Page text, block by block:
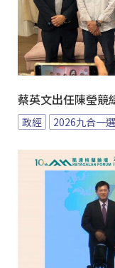
蔡英文出任陳瑩競
政經 2026九合一